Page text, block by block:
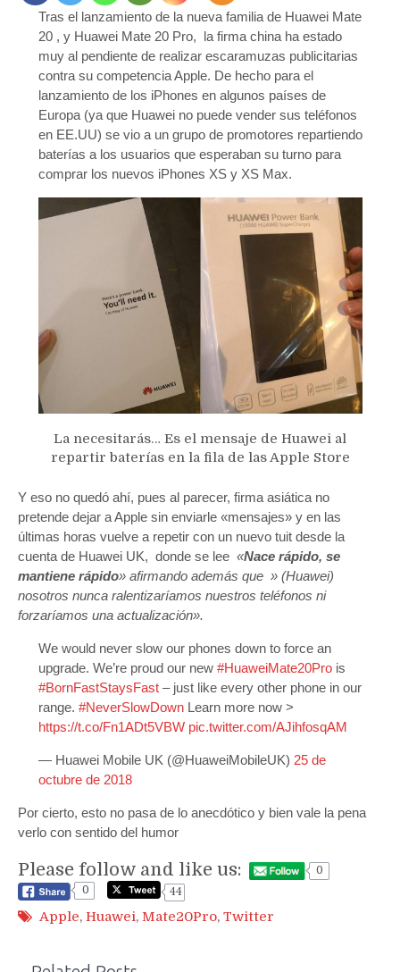
del
en
de
Twitter
Tras el lanzamiento de la nueva familia de Huawei Mate
20 , y Huawei Mate 20 Pro, la firma china ha estado
muy al pendiente de realizar escaramuzas publicitarias
contra su competencia Apple. De hecho para el
lanzamiento de los iPhones en algunos países de
Europa (ya que Huawei no puede vender sus teléfonos
en EE.UU) se vio a un grupo de promotores repartiendo
baterías a los usuarios que esperaban su turno para
comprar los nuevos iPhones XS y XS Max.
La necesitarás… Es el mensaje de Huawei al
repartir baterías en la fila de las Apple Store
Y eso no quedó ahí, pues al parecer, firma asiática no
pretende dejar a Apple sin enviarle «mensajes» y en las
últimas horas vuelve a repetir con un nuevo tuit desde la
cuenta de Huawei UK, donde se lee «Nace rápido, se
mantiene rápido» afirmando además que » (Huawei)
nosotros nunca ralentizaríamos nuestros teléfonos ni
forzaríamos una actualización».
We would never slow our phones down to force an
upgrade. We’re proud our new #HuaweiMate20Prois
#BornFastStaysFast– just like every other phone in our
range. #NeverSlowDownLearn more now >
https://t.co/Fn1ADt5VBW pic.twitter.com/AJihfosqAM
— Huawei Mobile UK (@HuaweiMobileUK) 25 de
octubre de 2018
Por cierto, esto no pasa de lo anecdótico y bien vale la pena
verlo con sentido del humor
Please follow and like us:
0
0
44
Apple, Huawei, Mate20Pro, Twitter